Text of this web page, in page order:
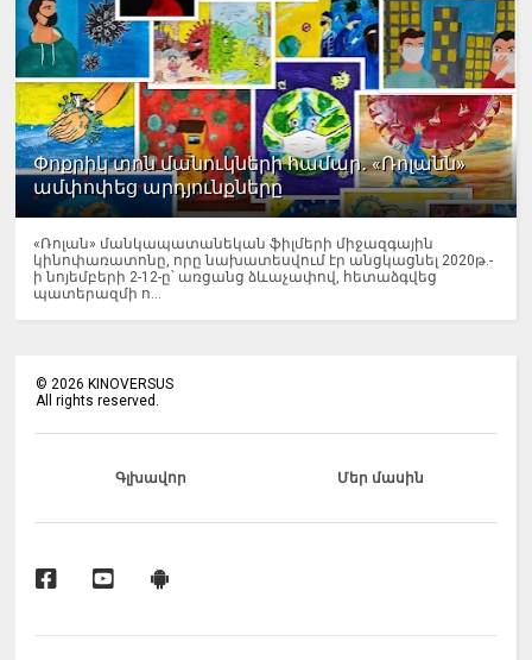
Փոքրիկ տոն մանուկների համար․ «Ռոլանն»
ամփոփեց արդյունքները
«Ռոլան» մանկապատանեկան ֆիլմերի միջազգային
կինոփառատոնը, որը նախատեսվում էր անցկացնել 2020թ.-
ի նոյեմբերի 2-12-ը՝ առցանց ձևաչափով, հետաձգվեց
պատերազմի ո...
©2026 KINOVERSUS
All rights reserved.
Գլխավոր Մեր մասին